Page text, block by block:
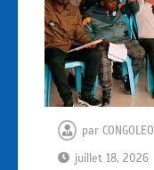
par CONGOLEO
juillet 18, 2026